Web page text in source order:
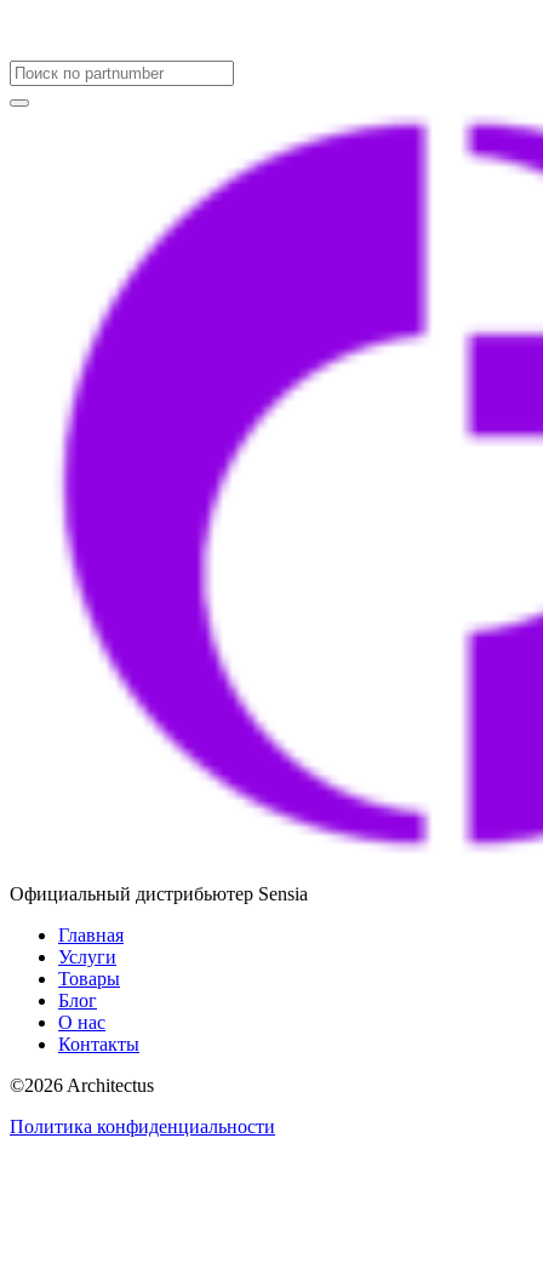
Официальный дистрибьютер Sensia
Главная
Услуги
Товары
Блог
О нас
Контакты
©2026 Architectus
Политика конфиденциальности